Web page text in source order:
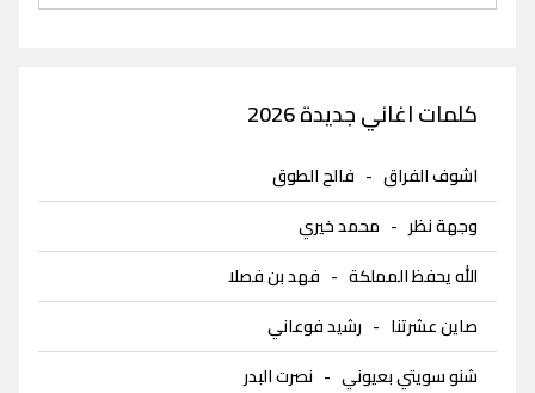
كلمات اغاني جديدة 2026
اشوف الفراق - فالح الطوق
وجهة نظر - محمد خيري
الله يحفظ المملكة - فهد بن فصلا
صاين عشرتنا - رشيد فوعاني
شنو سويتي بعيوني - نصرت البدر